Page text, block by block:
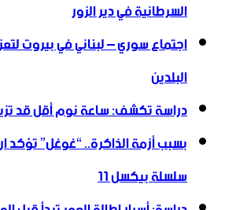
السرطانية في دير الزور
اجتماع سوري – لبناني في بيروت
البلدين
دراسة تكشف: ساعة نوم أقل قد
بسبب أزمة الذاكرة.. “غوغل” تؤكد
سلسلة بيكسل 11